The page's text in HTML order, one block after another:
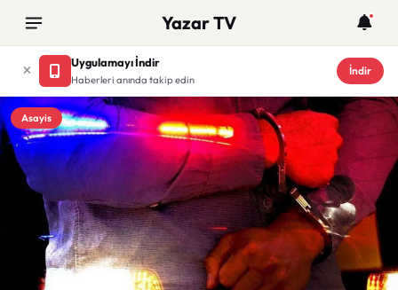
Yazar TV
Uygulamayı İndir
Haberleri anında takip edin
İndir
Asayis